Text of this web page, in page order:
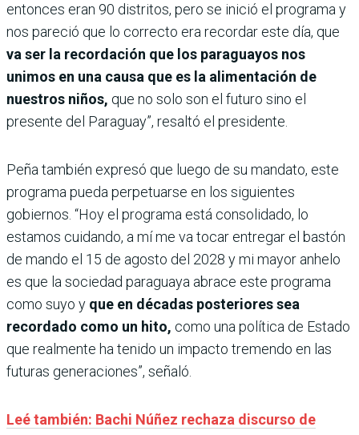
entonces eran 90 distritos, pero se inició el programa y
nos pareció que lo correcto era recordar este día, que
va ser la recordación que los paraguayos nos
unimos en una causa que es la alimentación de
nuestros niños, que no solo son el futuro sino el
presente del Paraguay”, resaltó el presidente.
Peña también expresó que luego de su mandato, este
programa pueda perpetuarse en los siguientes
gobiernos. “Hoy el programa está consolidado, lo
estamos cuidando, a mí me va tocar entregar el bastón
de mando el 15 de agosto del 2028 y mi mayor anhelo
es que la sociedad paraguaya abrace este programa
como suyo y que en décadas posteriores sea
recordado como un hito, como una política de Estado
que realmente ha tenido un impacto tremendo en las
futuras generaciones”, señaló.
Leé también: Bachi Núñez rechaza discurso de